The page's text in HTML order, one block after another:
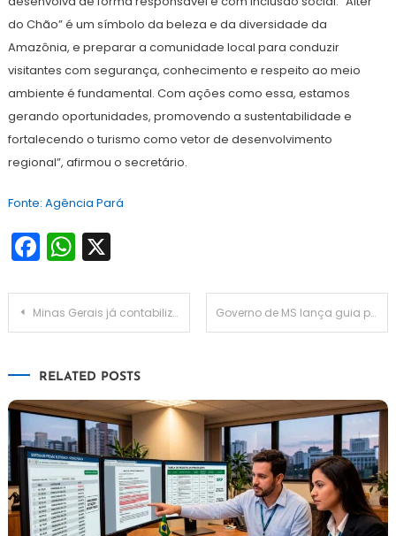
do Chão” é um símbolo da beleza e da diversidade da
Amazônia, e preparar a comunidade local para conduzir
visitantes com segurança, conhecimento e respeito ao meio
ambiente é fundamental. Com ações como essa, estamos
gerando oportunidades, promovendo a sustentabilidade e
fortalecendo o turismo como vetor de desenvolvimento
regional”, afirmou o secretário.
Fonte: Agência Pará
Facebook
WhatsApp
X
Navegação
Minas Gerais já contabiliza mais de 41 mil novas empresas este ano Governo de MS lança guia para planejamento municipal do PPA 2026-2029
RELATED POSTS